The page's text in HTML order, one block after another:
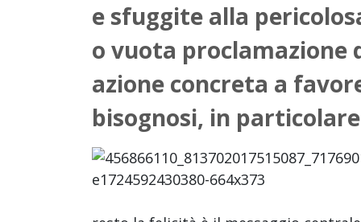
e sfuggite alla
o vuota proclamazione
azione concreta a
bisognosi, in